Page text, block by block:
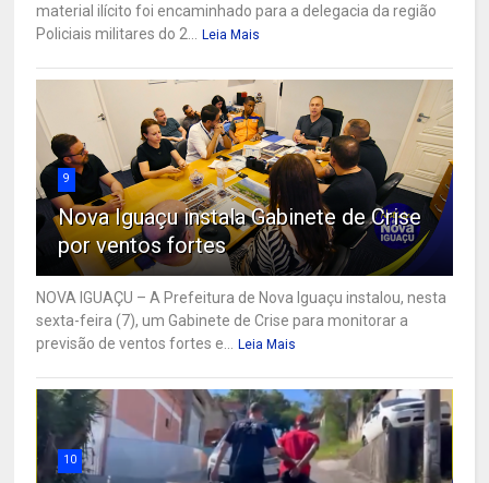
material ilícito foi encaminhado para a delegacia da região
Policiais militares do 2...
Leia Mais
9
Nova Iguaçu instala Gabinete de Crise
por ventos fortes
NOVA IGUAÇU – A Prefeitura de Nova Iguaçu instalou, nesta
sexta-feira (7), um Gabinete de Crise para monitorar a
previsão de ventos fortes e...
Leia Mais
10